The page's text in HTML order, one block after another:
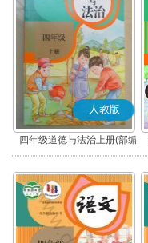
人教版
四年级道德与法治上册(部编
版)